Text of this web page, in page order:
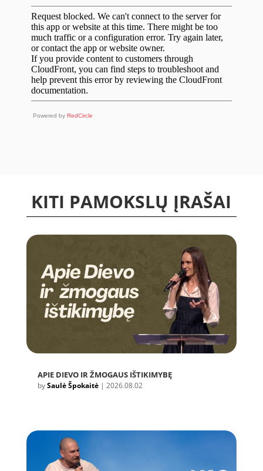
Powered by RedCircle
KITI PAMOKSLŲ ĮRAŠAI
APIE DIEVO IR ŽMOGAUS IŠTIKIMYBĘ
bySaulė Špokaitė| 2026.08.02